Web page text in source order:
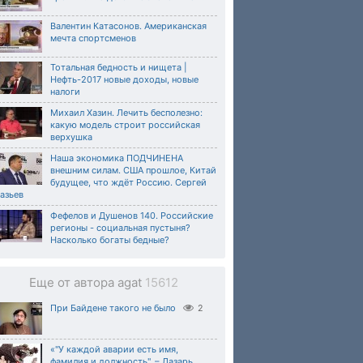
Валентин Катасонов. Американская
мечта спортсменов
Тотальная бедность и нищета |
Нефть-2017 новые доходы, новые
налоги
Михаил Хазин. Лечить бесполезно:
какую модель строит российская
верхушка
Наша экономика ПОДЧИНЕНА
внешним силам. США прошлое, Китай
будущее, что ждёт Россию. Сергей
Фефелов и Душенов 140. Российские
регионы - социальная пустыня?
Насколько богаты бедные?
Еще от автора agat 15612
При Байдене такого не было 2
«"У каждой аварии есть имя,